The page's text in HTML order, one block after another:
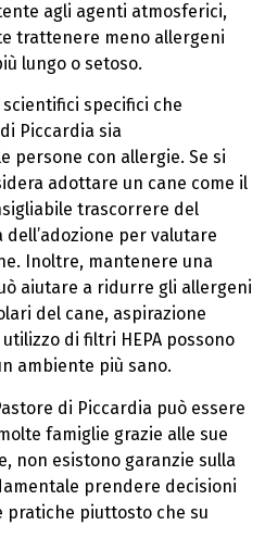
agli agenti atmosferici,
trattenere meno allergeni
lungo o setoso.
specifici che
Piccardia sia
persone con allergie. Se si
adottare un cane come il
trascorrere del
per valutare
Inoltre, mantenere una
aiutare a ridurre gli allergeni
del cane, aspirazione
di filtri HEPA possono
ambiente più sano.
di Piccardia può essere
famiglie grazie alle sue
non esistono garanzie sulla
prendere decisioni
pratiche piuttosto che su